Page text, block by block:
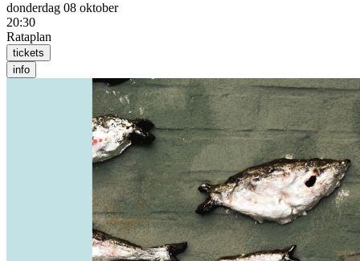
donderdag 08 oktober
20:30
Rataplan
tickets
info